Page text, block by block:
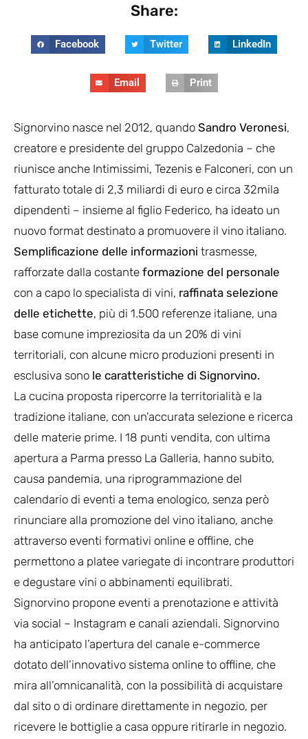
Share:
Facebook Twitter LinkedIn
Email Print
Signorvino nasce nel 2012, quando Sandro Veronesi,
creatore e presidente del gruppo Calzedonia – che
riunisce anche Intimissimi, Tezenis e Falconeri, con un
fatturato totale di 2,3 miliardi di euro e circa 32mila
dipendenti – insieme al figlio Federico, ha ideato un
nuovo format destinato a promuovere il vino italiano.
Semplificazione delle informazioni trasmesse,
rafforzate dalla costante formazione del personale
con a capo lo specialista di vini, raffinata selezione
delle etichette, più di 1.500 referenze italiane, una
base comune impreziosita da un 20% di vini
territoriali, con alcune micro produzioni presenti in
esclusiva sono le caratteristiche di Signorvino.
La cucina proposta ripercorre la territorialità e la
tradizione italiane, con un’accurata selezione e ricerca
delle materie prime. I 18 punti vendita, con ultima
apertura a Parma presso La Galleria, hanno subito,
causa pandemia, una riprogrammazione del
calendario di eventi a tema enologico, senza però
rinunciare alla promozione del vino italiano, anche
attraverso eventi formativi online e offline, che
permettono a platee variegate di incontrare produttori
e degustare vini o abbinamenti equilibrati.
Signorvino propone eventi a prenotazione e attività
via social – Instagram e canali aziendali. Signorvino
ha anticipato l’apertura del canale e-commerce
dotato dell’innovativo sistema online to offline, che
mira all’omnicanalità, con la possibilità di acquistare
dal sito o di ordinare direttamente in negozio, per
ricevere le bottiglie a casa oppure ritirarle in negozio.